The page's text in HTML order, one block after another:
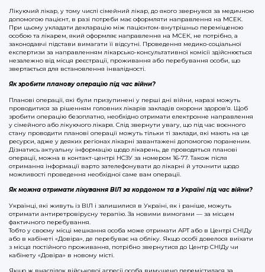
Лікуючий лікар, у тому числі сімейний лікар, до якого звернувся за медичною
допомогою пацієнт, в разі потреби має оформляти направлення на МСЕК.
При цьому укладати декларацію між пацієнтом-внутрішньо переміщеною
особою та лікарем, який оформляє направлення на МСЕК, не потрібно, а
законодавчі підстави вимагати її відсутні. Проведення медико-соціальної
експертизи за направленням лікарсько-консультативної комісії здійснюється
незалежно від місця реєстрації, проживання або перебування особи, що
звертається для встановлення інвалідності.
Як зробити планову операцію під час війни?
Планові операції, які були призупинені у перші дні війни, наразі можуть
проводитися за рішенням головних лікарів закладів охорони здоров’я. Щоб
зробити операцію безоплатно, необхідно отримати електронне направлення
у сімейного або лікуючого лікаря. Слід звернути увагу, що під час воєнного
стану проводити планові операції можуть тільки ті заклади, які мають на це
ресурси, адже у деяких регіонах лікарні завантажені допомогою пораненим.
Дізнатись актуальну інформацію щодо лікарень, де проводяться планові
операції, можна в контакт-центрі НСЗУ за номером 16-77. Також після
отримання інформації варто зателефонувати до лікарні й уточнити щодо
можливості проведення необхідної саме вам операції.
Як можна отримати лікування ВІЛ за кордоном та в Україні під час війни?
Українці, які живуть із ВІЛ і залишилися в Україні, як і раніше, можуть
отримати антиретровірусну терапію. За новими вимогами — за місцем
фактичного перебування.
Тобто у своєму місці мешкання особа може отримати АРТ або в Центрі СНІДу
або в кабінеті «Довіра», де перебуває на обліку. Якщо особі довелося виїхати
з місця постійного проживання, потрібно звернутися до Центр СНІДу чи
кабінету «Довіра» в новому місті.